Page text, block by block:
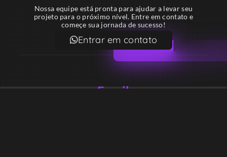
Nossa equipe está pronta para ajudar a levar seu
projeto para o próximo nível. Entre em contato e
começe sua jornada de sucesso!
Entrar em contato
Email